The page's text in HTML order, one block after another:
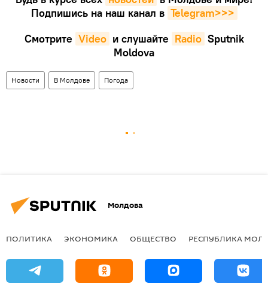
Подпишись на наш канал в Telegram>>>
Смотрите Video и слушайте Radio Sputnik
Moldova
Новости В Молдове Погода
Молдова
ПОЛИТИКА ЭКОНОМИКА ОБЩЕСТВО РЕСПУБЛИКА